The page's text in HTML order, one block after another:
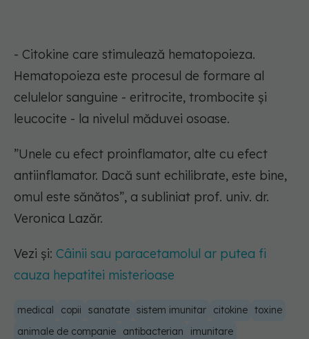
- Citokine care stimulează hematopoieza.
Hematopoieza este procesul de formare al
celulelor sanguine - eritrocite, trombocite și
leucocite - la nivelul măduvei osoase.
”Unele cu efect proinflamator, alte cu efect
antiinflamator. Dacă sunt echilibrate, este bine,
omul este sănătos”, a subliniat prof. univ. dr.
Veronica Lazăr.
Vezi și: Câinii sau paracetamolul ar putea fi
cauza hepatitei misterioase
medical copii sanatate sistem imunitar citokine toxine
animale de companie
antibacterian
imunitare